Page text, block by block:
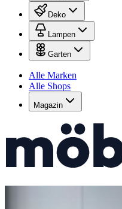
Deko
Lampen
Garten
Alle Marken
Alle Shops
Magazin